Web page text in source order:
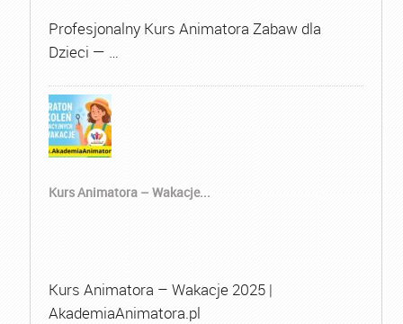
Profesjonalny Kurs Animatora Zabaw dla
Dzieci — …
Kurs Animatora – Wakacje...
Kurs Animatora – Wakacje 2025 |
AkademiaAnimatora.pl